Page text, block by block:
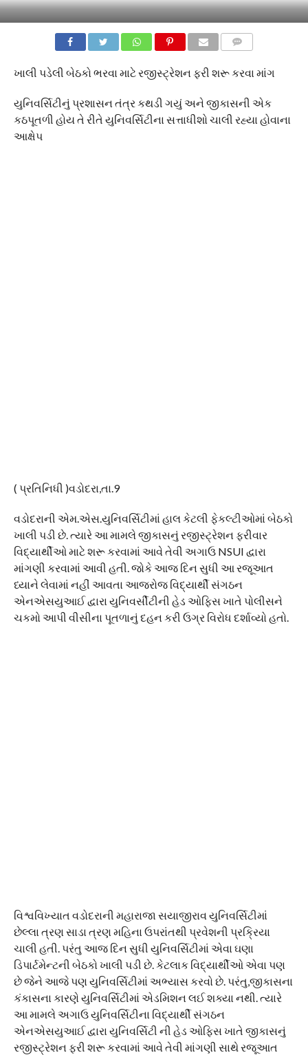
ખાલી પડેલી બેઠકો ભરવા માટે રજીસ્ટ્રેશન ફરી શરૂ કરવા માંગ
યુનિવર્સિટીનું પ્રશાસન તંત્ર કથડી ગયું અને જીકાસની એક
કઠપૂતળી હોય તે રીતે યુનિવર્સિટીના સત્તાધીશો ચાલી રહ્યા હોવાના
આક્ષેપ
( પ્રતિનિધી )વડોદરા,તા.9
વડોદરાની એમ.એસ.યુનિવર્સિટીમાં હાલ કેટલી ફેકલ્ટીઓમાં બેઠકો
ખાલી પડી છે. ત્યારે આ મામલે જીકાસનું રજીસ્ટ્રેશન ફરીવાર
વિદ્યાર્થીઓ માટે શરૂ કરવામાં આવે તેવી અગાઉ NSUI દ્વારા
માંગણી કરવામાં આવી હતી. જોકે આજ દિન સુધી આ રજૂઆત
ધ્યાને લેવામાં નહીં આવતા આજરોજ વિદ્યાર્થી સંગઠન
એનએસયુઆઈ દ્વારા યુનિવર્સીટીની હેડ ઓફિસ ખાતે પોલીસને
ચકમો આપી વીસીના પૂતળાનું દહન કરી ઉગ્ર વિરોધ દર્શાવ્યો હતો.
વિશ્વવિખ્યાત વડોદરાની મહારાજા સયાજીરાવ યુનિવર્સિટીમાં
છેલ્લા ત્રણ સાડા ત્રણ મહિના ઉપરાંતથી પ્રવેશની પ્રક્રિયા
ચાલી હતી. પરંતુ આજ દિન સુધી યુનિવર્સિટીમાં એવા ઘણા
ડિપાર્ટમેન્ટની બેઠકો ખાલી પડી છે. કેટલાક વિદ્યાર્થીઓ એવા પણ
છે જેને આજે પણ યુનિવર્સિટીમાં અભ્યાસ કરવો છે. પરંતુ,જીકાસના
કંકાસના કારણે યુનિવર્સિટીમાં એડમિશન લઈ શક્યા નથી. ત્યારે
આ મામલે અગાઉ યુનિવર્સિટીના વિદ્યાર્થી સંગઠન
એનએસયુઆઈ દ્વારા યુનિવર્સિટી ની હેડ ઓફિસ ખાતે જીકાસનું
રજીસ્ટ્રેશન ફરી શરૂ કરવામાં આવે તેવી માંગણી સાથે રજૂઆત